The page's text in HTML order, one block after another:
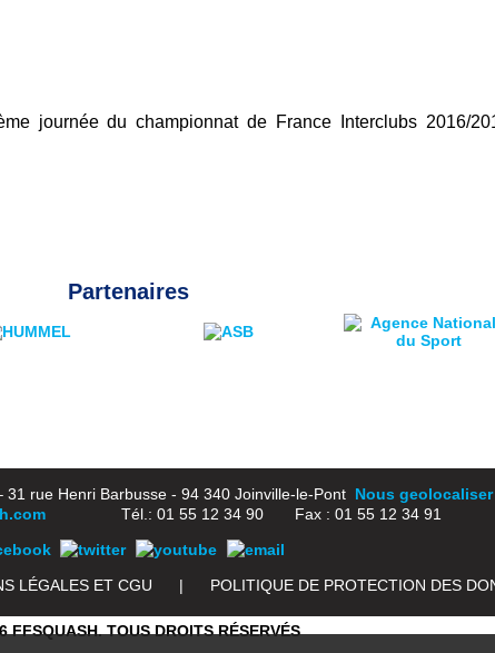
journée du championnat de France Interclubs 2016/
Partenaires
rue Henri Barbusse - 94 340 Joinville-le-Pont Nous geolocaliser
Tél.: 01 55 12 34 90 Fax : 01 55 12 34 91
LÉGALES ET CGU | POLITIQUE DE PROTECTION DES
FFSQUASH. TOUS DROITS RÉSERVÉS